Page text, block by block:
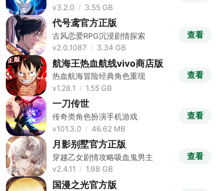
本挑战
v3.2.0 3.55 GB
代号鸢官方正版
古风恋爱RPG沉浸剧情探索
v2.0.1087
3.34 GB
查看
航海王热血航线vivo商店版
热血航海冒险经典角色重现
v1.28.1
1.55 GB
查看
一刀传世
传奇类角色扮演手机游戏
v101.3.0
46.62 MB
查看
月影别墅官方正版
穿越乙女剧情攻略吸血鬼男主
v2.4.11
1.98 GB
查看
国漫之光官方版